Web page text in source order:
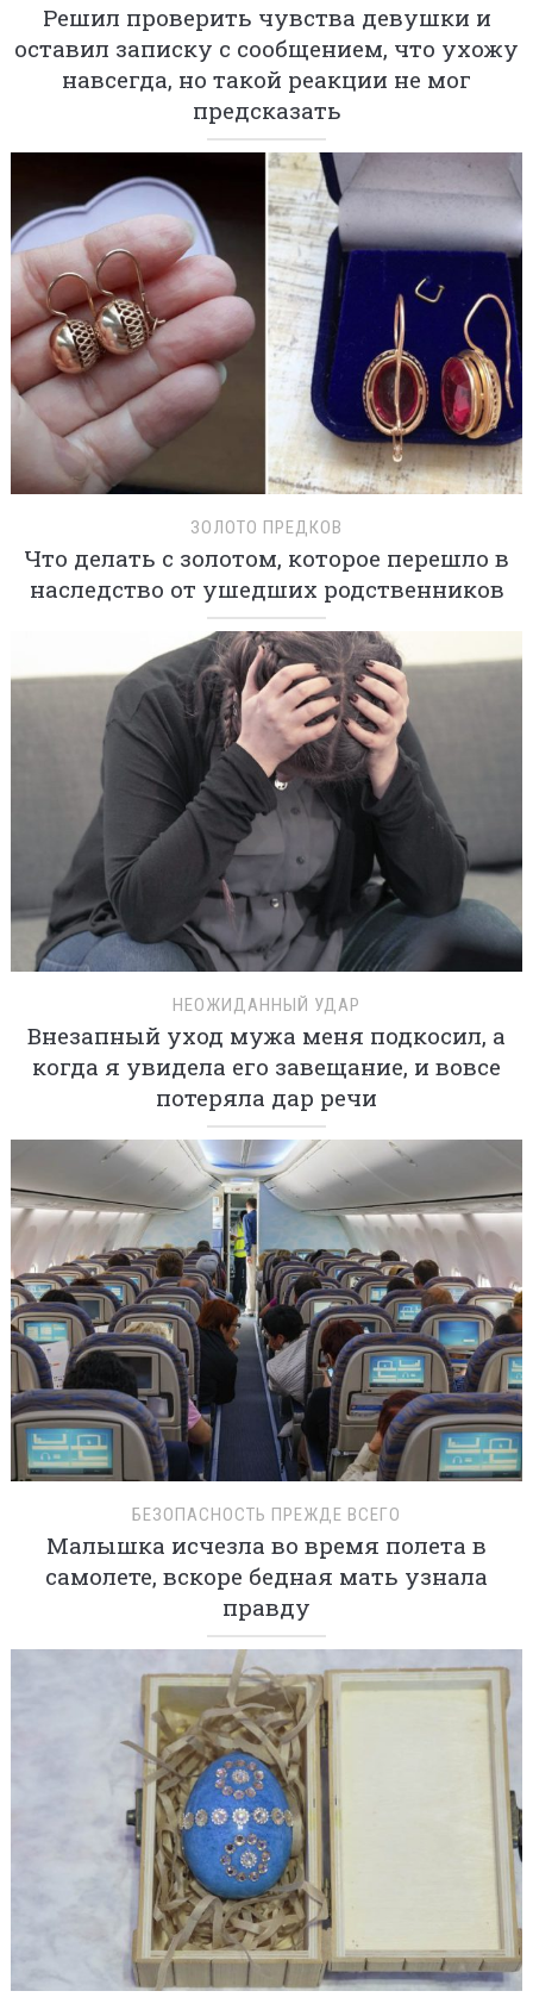
Решил проверить чувства девушки и
оставил записку с сообщением, что ухожу
навсегда, но такой реакции не мог
предсказать
ЗОЛОТО ПРЕДКОВ
Что делать с золотом, которое перешло в
наследство от ушедших родственников
НЕОЖИДАННЫЙ УДАР
Внезапный уход мужа меня подкосил, а
когда я увидела его завещание, и вовсе
потеряла дар речи
БЕЗОПАСНОСТЬ ПРЕЖДЕ ВСЕГО
Малышка исчезла во время полета в
самолете, вскоре бедная мать узнала
правду